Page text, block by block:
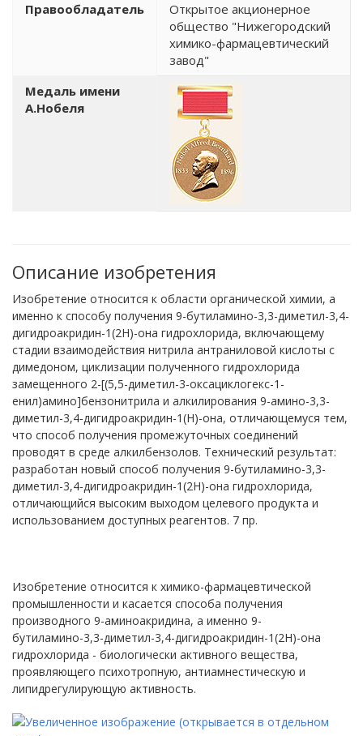
Правообладатель
Открытое акционерное
общество "Нижегородский
химико-фармацевтический
завод"
Медаль имени
А.Нобеля
Описание изобретения
Изобретение относится к области органической химии, а
именно к способу получения 9-бутиламино-3,3-диметил-3,4-
дигидроакридин-1(2Н)-она гидрохлорида, включающему
стадии взаимодействия нитрила антраниловой кислоты с
димедоном, циклизации полученного гидрохлорида
замещенного 2-[(5,5-диметил-3-оксациклогекс-1-
енил)амино]бензонитрила и алкилирования 9-амино-3,3-
диметил-3,4-дигидроакридин-1(Н)-она, отличающемуся тем,
что способ получения промежуточных соединений
проводят в среде алкилбензолов. Технический результат:
разработан новый способ получения 9-бутиламино-3,3-
диметил-3,4-дигидроакридин-1(2Н)-она гидрохлорида,
отличающийся высоким выходом целевого продукта и
использованием доступных реагентов. 7 пр.
Изобретение относится к химико-фармацевтической
промышленности и касается способа получения
производного 9-аминоакридина, а именно 9-
бутиламино-3,3-диметил-3,4-дигидроакридин-1(2Н)-она
гидрохлорида - биологически активного вещества,
проявляющего психотропную, антиамнестическую и
липидрегулирующую активность.